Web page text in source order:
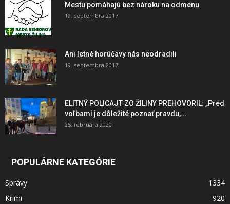
Mestu pomáhajú bez nároku na odmenu
19. septembra 2017
Ani letné horúčavy nás neodradili
19. septembra 2017
ELITNÝ POLICAJT ZO ŽILINY PREHOVORIL: „Pred
voľbami je dôležité poznať pravdu,...
25. februára 2020
POPULÁRNE KATEGÓRIE
Správy
1334
Krimi
920